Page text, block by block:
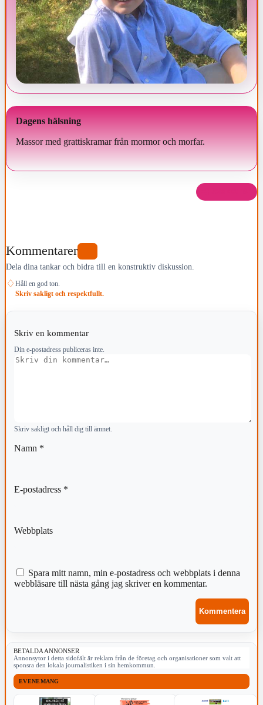
Dagens hälsning
Massor med grattiskramar från mormor och morfar.
Kommentarer
Dela dina tankar och bidra till en konstruktiv diskussion.
♢ Håll en god ton.
Skriv sakligt och respektfullt.
Skriv en kommentar
Din e-postadress publiceras inte.
Kommentar
Skriv sakligt och håll dig till ämnet.
Namn *
E-postadress *
Webbplats
Spara mitt namn, min e-postadress och webbplats i denna
webbläsare till nästa gång jag skriver en kommentar.
BETALDA ANNONSER
Annonsytor i detta sidofält är reklam från de företag och organisationer som valt att
sponsra den lokala journalistiken i sin hemkommun.
EVENEMANG